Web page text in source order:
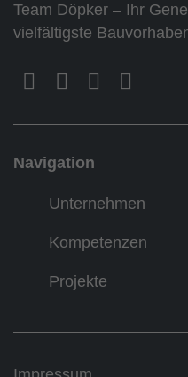
Team Döpker – Ihr
vielfältigste
Navigation
Unternehmen
Kompetenzen
Projekte